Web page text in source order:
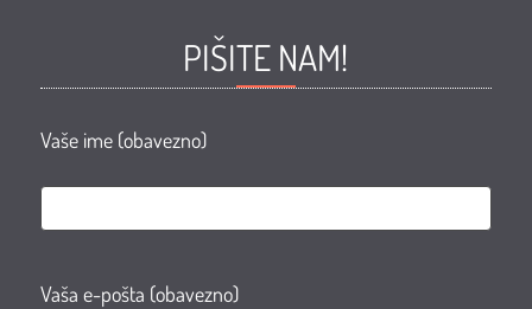
page
group
PIŠITE NAM!
Vaše ime (obavezno)
Vaša e-pošta (obavezno)